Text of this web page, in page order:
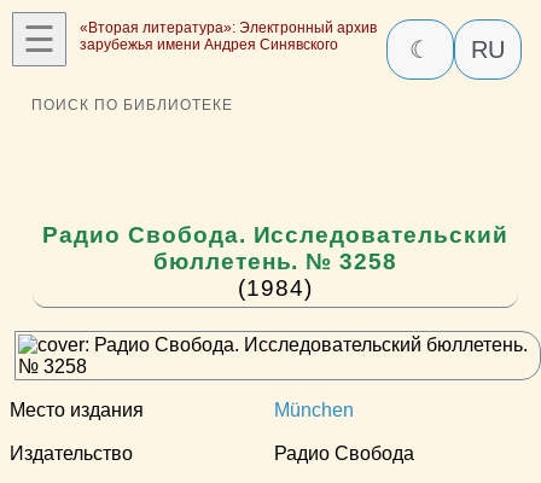
☰
«Вторая литература»: Электронный архив
зарубежья имени Андрея Синявского
☾ RU
ПОИСК ПО БИБЛИОТЕКЕ
Радио Свобода. Исследовательский
бюллетень. № 3258
(1984)
Место издания München
Издательство Радио Свобода